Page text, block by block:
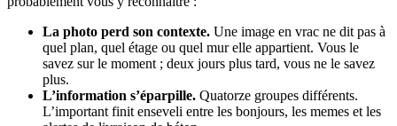
La photo perd son contexte. Une image en vrac ne dit pas à
quel plan, quel étage ou quel mur elle appartient. Vous le
savez sur le moment ; deux jours plus tard, vous ne le savez
plus.
L’information s’éparpille. Quatorze groupes différents.
L’important finit enseveli entre les bonjours, les memes et les